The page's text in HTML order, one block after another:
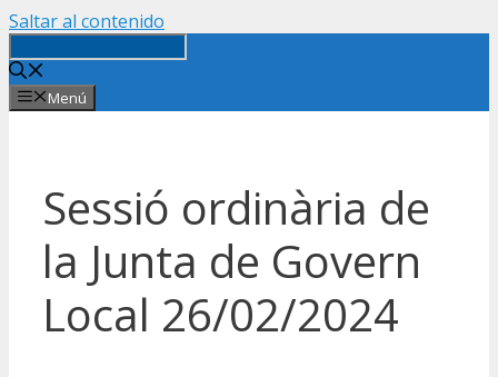
Saltar al contenido
Menú
Sessió ordinària de
la Junta de Govern
Local 26/02/2024